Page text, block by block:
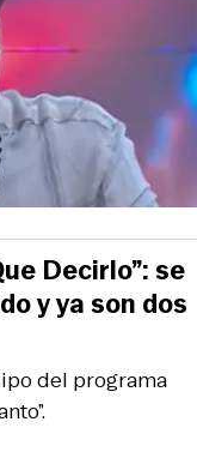
del programa
Decirlo”: se
y ya son dos